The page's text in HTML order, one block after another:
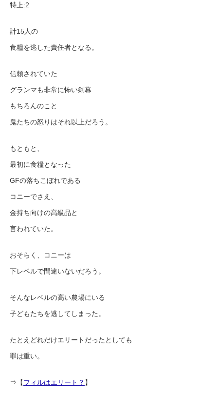
特上:2
計15人の
食糧を逃した責任者となる。
信頼されていた
グランマも非常に怖い剣幕
もちろんのこと
鬼たちの怒りはそれ以上だろう。
もともと、
最初に食糧となった
GFの落ちこぼれである
コニーでさえ、
金持ち向けの高級品と
言われていた。
おそらく、コニーは
下レベルで間違いないだろう。
そんなレベルの高い農場にいる
子どもたちを逃してしまった。
たとえどれだけエリートだったとしても
罪は重い。
⇒【フィルはエリート？ 】